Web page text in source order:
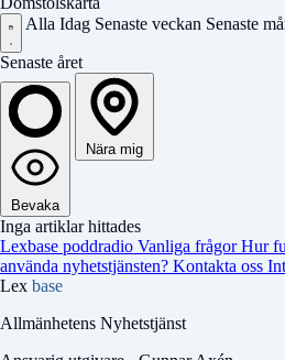
Alla Idag Senaste veckan Senaste
Senaste året
Bevaka
Nära mig
Inga artiklar hittades
Lexbase poddradio Vanliga frågorHur
använda nyhetstjänsten? Kontakta oss
Lex base
Allmänhetens Nyhetstjänst